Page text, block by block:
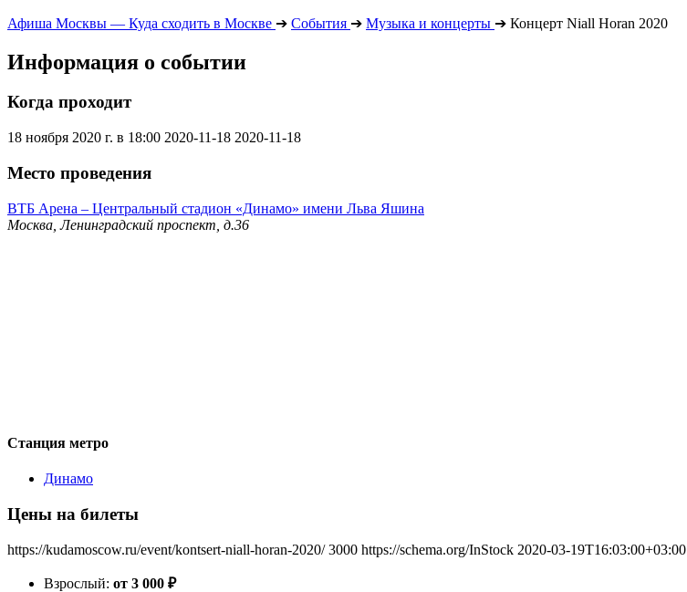
Афиша Москвы — Куда сходить в Москве ➔ События ➔ Музыка и концерты ➔ Концерт Niall Horan 2020
Информация о событии
Когда проходит
18 ноября 2020 г. в 18:00 2020-11-18 2020-11-18
Место проведения
ВТБ Арена – Центральный стадион «Динамо» имени Льва Яшина
Москва, Ленинградский проспект, д.36
Станция метро
Динамо
Цены на билеты
https://kudamoscow.ru/event/kontsert-niall-horan-2020/ 3000 https://schema.org/InStock 2020-03-19T16:03:00+03:00
Взрослый: от 3 000 ₽